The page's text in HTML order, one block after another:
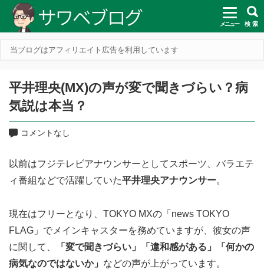
メニュー 検 索
当ブログはアフィリエイト広告を利用しています
平井理央(MX)の声が変で聞きづらい？病
気説は本当？
コメントなし
以前はフジテレビアナウンサーとしてスポーツ、バラエテ
ィ番組などで活躍していた平井理央アナウンサー。
現在はフリーとなり、TOKYO MXの「news TOKYO
FLAG」でメインキャスターを務めていますが、彼女の声
に関して、
「変で聞きづらい」「違和感がある」「何かの
病気なのではないか」 などの声が上がっています。